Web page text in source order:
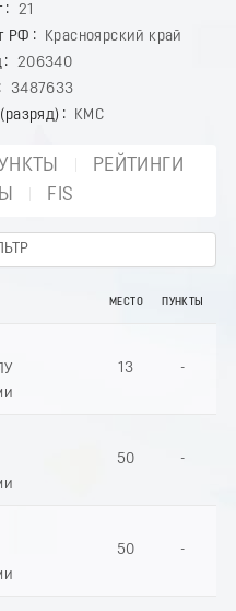
21
РФ
Красноярский край
206340
3487633
КМС
РЕЙТИНГИ
FIS
МЕСТО ПУНКТЫ
13 -
50 -
50 -